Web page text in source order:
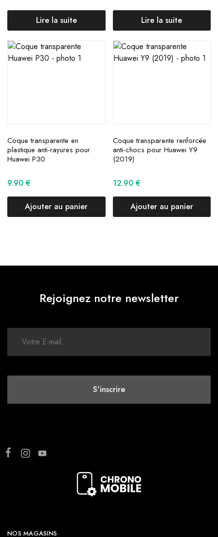
Lire la suite Lire la suite
Coque transparente en
plastique anti-rayures pour
Huawei P30
9.90 €
Ajouter au panier
Coque transparente renforcée
anti-chocs pour Huawei Y9
(2019)
12.90 €
Ajouter au panier
Rejoignez notre newsletter
NOS MAGASINS